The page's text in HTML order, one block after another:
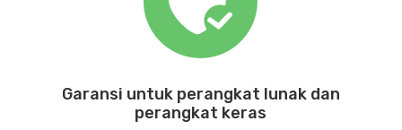
Garansi untuk perangkat lunak dan
perangkat keras